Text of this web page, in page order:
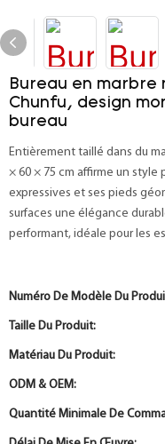
Bureau en marbre
Chunfu, design
bureau
Entièrement taillé dans du
× 60 × 75 cm affirme un style
expressives et ses pieds
surfaces une élégance
performant, idéale pour les
Numéro De Modèle Du
Taille Du Produit:
Matériau Du Produit:
ODM & OEM:
Quantité Minimale De